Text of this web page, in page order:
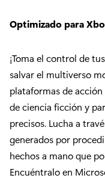
Optimizado para
¡Toma el control de
salvar el multiverso
plataformas de
de ciencia ficción y
precisos. Lucha a
generados por
hechos a mano que
Encuéntralo en